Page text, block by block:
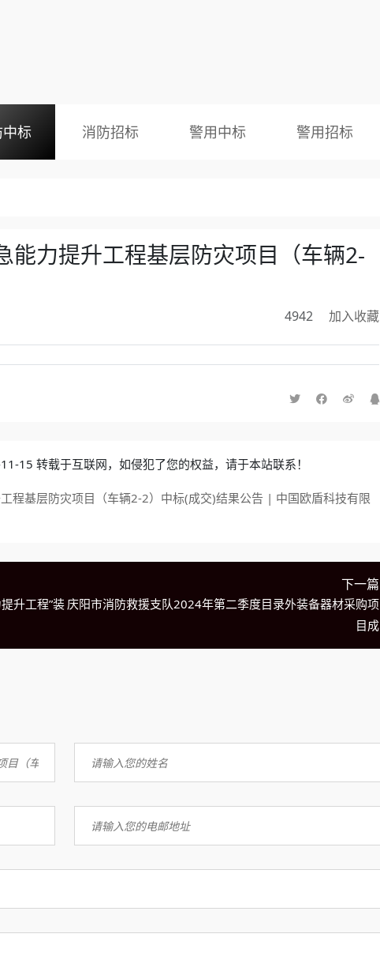
标 消防招标 警用中标 警用招标
能力提升工程基层防灾项目（车辆2-
4942 加入收藏
15 转载于互联网，如侵犯了您的权益，请于本站联系！
程基层防灾项目（车辆2-2）中标(成交)结果公告 | 中国欧盾科技有限
升工程”装
下一篇
庆阳市消防救援支队2024年第二季度目录外装备器材采购项
目成